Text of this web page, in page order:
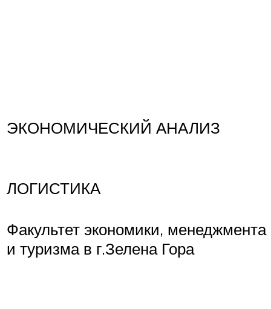
ЭКОНОМИЧЕСКИЙ АНАЛИЗ
ЛОГИСТИКА
Факультет экономики, менеджмента
и туризма в г.Зелена Гора